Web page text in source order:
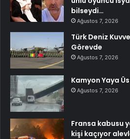
bilseydi…
Ağustos 7, 2026
Türk Deniz
Görevde
Ağustos 7, 2026
Kamyon Yaya
Ağustos 7, 2026
Fransa kabusu
kişi kaçıyor